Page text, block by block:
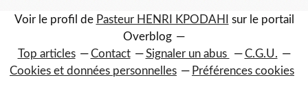
Voir le profil de Pasteur HENRI KPODAHI
sur le portail
Overblog
Top articles
Contact Signaler un abus
C.G.U.
Cookies et données personnelles
Préférences cookies